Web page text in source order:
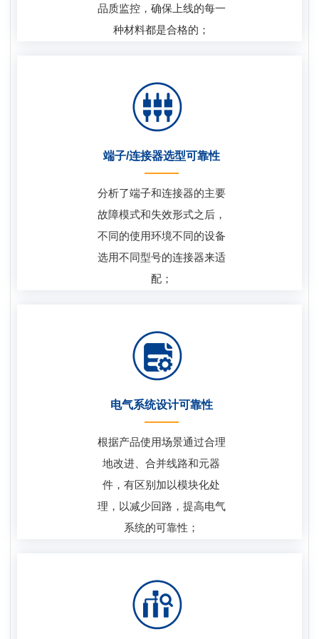
品质监控，确保上线的每一
种材料都是合格的；
端子/连接器选型可靠性
分析了端子和连接器的主要
故障模式和失效形式之后，
不同的使用环境不同的设备
选用不同型号的连接器来适
配；
电气系统设计可靠性
根据产品使用场景通过合理
地改进、合并线路和元器
件，有区别加以模块化处
理，以减少回路，提高电气
系统的可靠性；